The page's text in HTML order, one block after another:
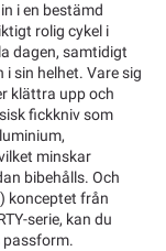
i en bestämd
rolig cykel i
dagen, samtidigt
sin helhet. Vare sig
klättra upp och
fickkniv som
minskar
bibehålls. Och
konceptet från
serie, kan du
passform.